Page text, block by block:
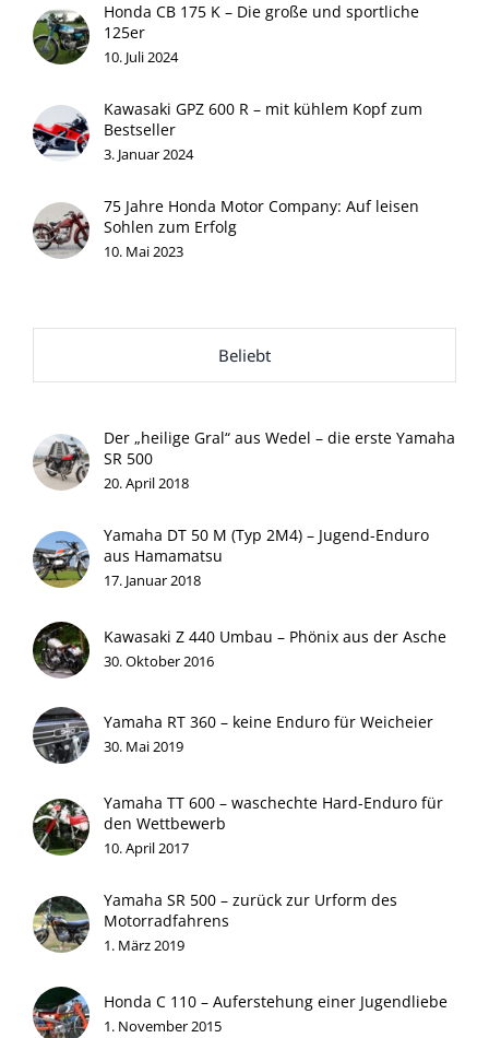
Honda CB 175 K – Die große und sportliche
125er
10. Juli 2024
Kawasaki GPZ 600 R – mit kühlem Kopf zum
Bestseller
3. Januar 2024
75 Jahre Honda Motor Company: Auf leisen
Sohlen zum Erfolg
10. Mai 2023
Beliebt
Der „heilige Gral“ aus Wedel – die erste Yamaha
SR 500
20. April 2018
Yamaha DT 50 M (Typ 2M4) – Jugend-Enduro
aus Hamamatsu
17. Januar 2018
Kawasaki Z 440 Umbau – Phönix aus der Asche
30. Oktober 2016
Yamaha RT 360 – keine Enduro für Weicheier
30. Mai 2019
Yamaha TT 600 – waschechte Hard-Enduro für
den Wettbewerb
10. April 2017
Yamaha SR 500 – zurück zur Urform des
Motorradfahrens
1. März 2019
Honda C 110 – Auferstehung einer Jugendliebe
1. November 2015